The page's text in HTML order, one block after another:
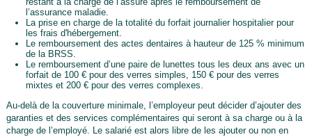
l’assurance maladie.
La prise en charge de la totalité du forfait journalier hospitalier pour
les frais d'hébergement.
Le remboursement des actes dentaires à hauteur de 125 % minimum
de la BRSS.
Le remboursement d’une paire de lunettes tous les deux ans avec un
forfait de 100 € pour des verres simples, 150 € pour des verres
mixtes et 200 € pour des verres complexes.
Au-delà de la couverture minimale, l’employeur peut décider d’ajouter des
garanties et des services complémentaires qui seront à sa charge ou à la
charge de l’employé. Le salarié est alors libre de les ajouter ou non en